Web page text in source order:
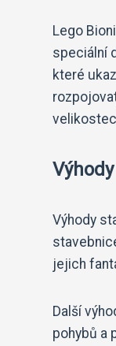
Lego
speciální
které
Výhody
jejich
Další
pohybů a